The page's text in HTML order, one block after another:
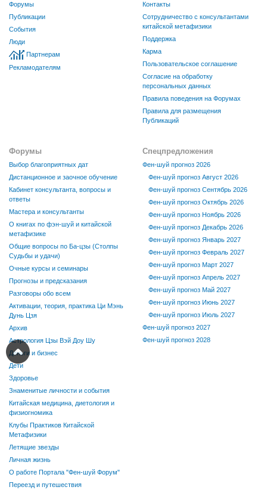
Форумы
Публикации
События
Люди
Партнерам
Рекламодателям
Контакты
Сотрудничество с консультантами
китайской метафизики
Поддержка
Карма
Пользовательское соглашение
Согласие на обработку
персональных данных
Правила поведения на Форумах
Правила для размещения
Публикаций
Форумы
Выбор благоприятных дат
Дистанционное и заочное обучение
Кабинет консультанта, вопросы и
ответы
Мастера и консультанты
О книгах по фэн-шуй и китайской
метафизике
Общие вопросы по Ба-цзы (Столпы
Судьбы и удачи)
Очные курсы и семинары
Прогнозы и предсказания
Разговоры обо всем
Активации, теория, практика Ци Мэнь
Дунь Цзя
Архив
Астрология Цзы Вэй Доу Шу
Деньги и бизнес
Дети
Здоровье
Знаменитые личности и события
Китайская медицина, диетология и
физиогномика
Клубы Практиков Китайской
Метафизики
Летящие звезды
Личная жизнь
О работе Портала "Фен-шуй Форум"
Переезд и путешествия
Спецпредложения
Фен-шуй прогноз 2026
Фен-шуй прогноз Август 2026
Фен-шуй прогноз Сентябрь 2026
Фен-шуй прогноз Октябрь 2026
Фен-шуй прогноз Ноябрь 2026
Фен-шуй прогноз Декабрь 2026
Фен-шуй прогноз Январь 2027
Фен-шуй прогноз Февраль 2027
Фен-шуй прогноз Март 2027
Фен-шуй прогноз Апрель 2027
Фен-шуй прогноз Май 2027
Фен-шуй прогноз Июнь 2027
Фен-шуй прогноз Июль 2027
Фен-шуй прогноз 2027
Фен-шуй прогноз 2028